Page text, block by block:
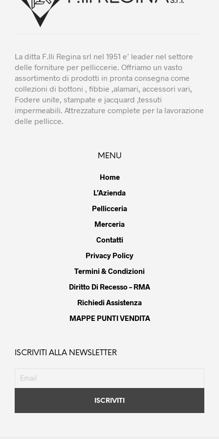
La ditta F.lli Regina srl nel 1951 e’ leader nel settore
delle forniture per pelliccerie. Offriamo un vasto
assortimento di prodotti in pronta consegna come
collezioni di bottoni , fibbie ,alamari, accessori vari,
Fodere unite, stampate e jacquard ,tessuti
impermeabili. Attrezzature complete per la lavorazione
delle pellicce.
MENU
Home
L’Azienda
Pellicceria
Merceria
Contatti
Privacy Policy
Termini & Condizioni
Diritto Di Recesso – RMA
Richiedi Assistenza
MAPPE PUNTI VENDITA
ISCRIVITI ALLA NEWSLETTER